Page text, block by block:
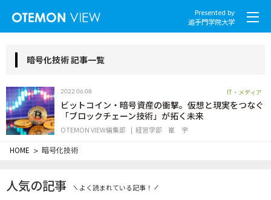
Presented by
追手門学院大学
社会とくらし
グローバル
こころとからだ
暗号化技術 記事一覧
2022.06.08 IT・メディア
ビットコイン・暗号資産の衝撃。仮想と現実をつなぐ
「ブロックチェーン技術」が拓く未来
OTEMON VIEW編集部 経営学部 崔 宇
HOME > 暗号化技術
人気の記事 よく読まれている記事！